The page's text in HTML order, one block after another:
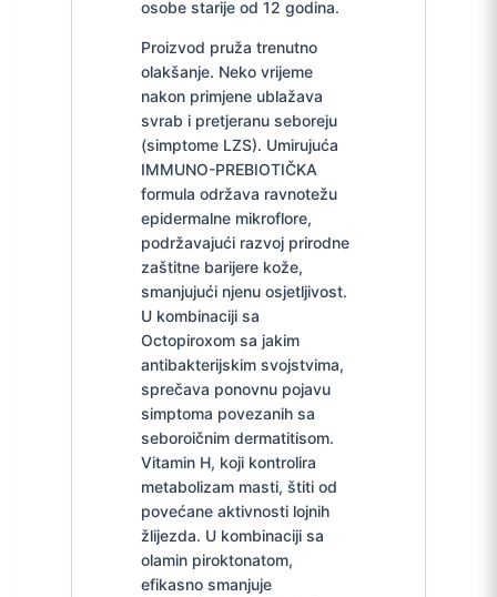
osobe starije od 12 godina.
Proizvod pruža trenutno
olakšanje. Neko vrijeme
nakon primjene ublažava
svrab i pretjeranu seboreju
(simptome LZS). Umirujuća
IMMUNO-PREBIOTIČKA
formula održava ravnotežu
epidermalne mikroflore,
podržavajući razvoj prirodne
zaštitne barijere kože,
smanjujući njenu osjetljivost.
U kombinaciji sa
Octopiroxom sa jakim
antibakterijskim svojstvima,
sprečava ponovnu pojavu
simptoma povezanih sa
seboroičnim dermatitisom.
Vitamin H, koji kontrolira
metabolizam masti, štiti od
povećane aktivnosti lojnih
žlijezda. U kombinaciji sa
olamin piroktonatom,
efikasno smanjuje